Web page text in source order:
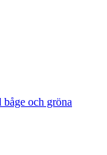
och gröna